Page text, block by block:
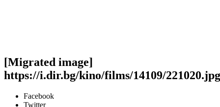
[Migrated image]
https://i.dir.bg/kino/films/14109/221020.jpg
Facebook
Twitter